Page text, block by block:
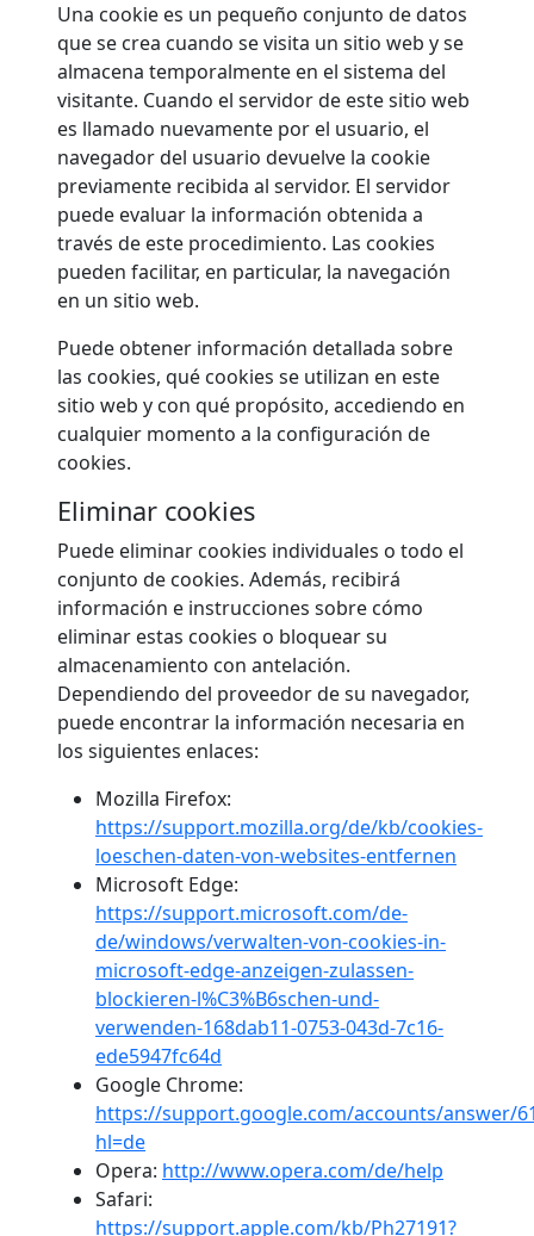
Una cookie es un pequeño conjunto de datos
que se crea cuando se visita un sitio web y se
almacena temporalmente en el sistema del
visitante. Cuando el servidor de este sitio web
es llamado nuevamente por el usuario, el
navegador del usuario devuelve la cookie
previamente recibida al servidor. El servidor
puede evaluar la información obtenida a
través de este procedimiento. Las cookies
pueden facilitar, en particular, la navegación
en un sitio web.
Puede obtener información detallada sobre
las cookies, qué cookies se utilizan en este
sitio web y con qué propósito, accediendo en
cualquier momento a la configuración de
cookies.
Eliminar cookies
Puede eliminar cookies individuales o todo el
conjunto de cookies. Además, recibirá
información e instrucciones sobre cómo
eliminar estas cookies o bloquear su
almacenamiento con antelación.
Dependiendo del proveedor de su navegador,
puede encontrar la información necesaria en
los siguientes enlaces:
Mozilla Firefox:
https://support.mozilla.org/de/kb/cookies-
loeschen-daten-von-websites-entfernen
Microsoft Edge:
https://support.microsoft.com/de-
de/windows/verwalten-von-cookies-in-
microsoft-edge-anzeigen-zulassen-
blockieren-l%C3%B6schen-und-
verwenden-168dab11-0753-043d-7c16-
ede5947fc64d
Google Chrome:
https://support.google.com/accounts/answer/
hl=de
Opera: http://www.opera.com/de/help
Safari:
https://support.apple.com/kb/Ph27191?